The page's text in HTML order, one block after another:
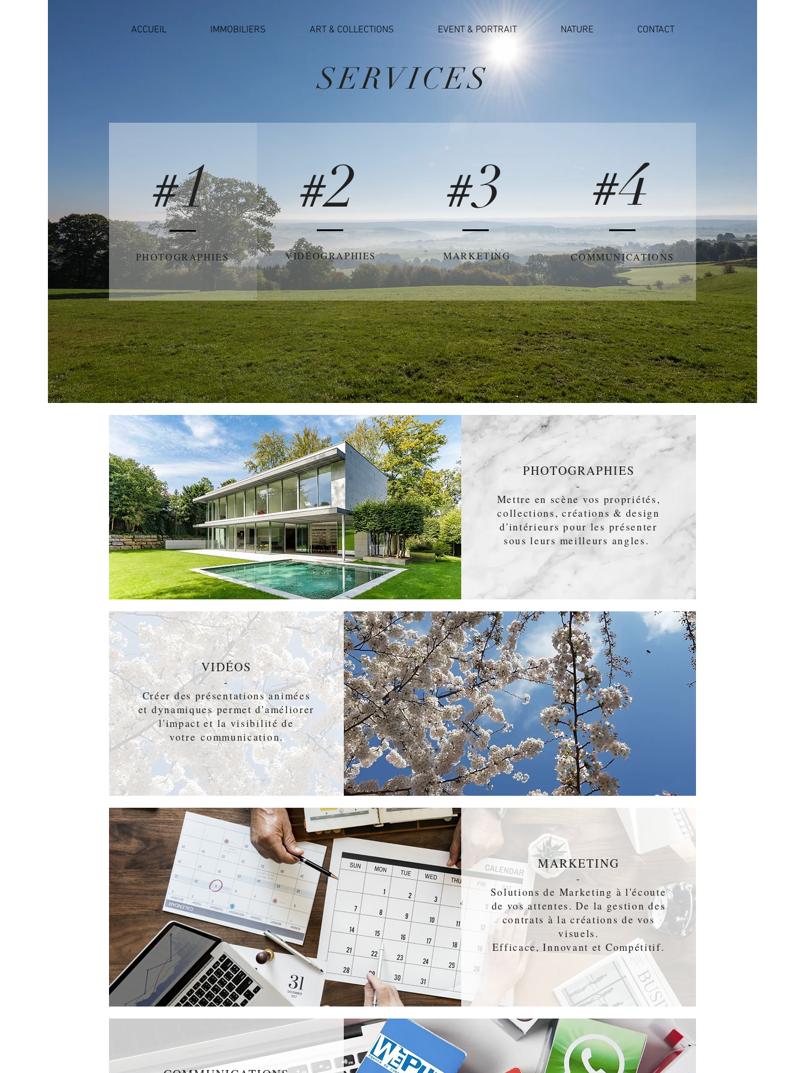
ACCUEIL IMMOBILIERS ART & COLLECTIONS EVENT & PORTRAIT NATURE CONTACT
SERVICES
#1
PHOTOGRAPHIES
#2
VIDÉOGRAPHIES
#3
MARKETING
#4
COMMUNICATIONS
PHOTOGRAPHIES
-
Mettre en scène vos propriétés,
collections, créations & design
d'intérieurs pour les présenter
sous leurs meilleurs angles.
VIDÉOS
-
Créer des présentations animées
et dynamiques permet d'améliorer
l'impact et la visibilité de
votre communication.
MARKETING
-
Solutions de Marketing à l'écoute
de vos attentes. De la gestion des
contrats à la créations de vos
visuels.
Efficace, Innovant et Compétitif.